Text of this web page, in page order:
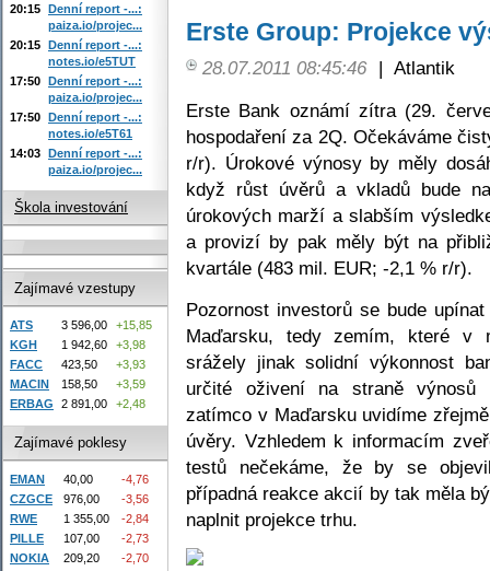
Erste Group: Projekce
28.07.2011 08:45:46 | Atlantik
Erste Bank oznámí zítra (29.
hospodaření za 2Q. Očekáváme
r/r). Úrokové výnosy by měly
když růst úvěrů a vkladů bude
úrokových marží a slabším
a provizí by pak měly být na
kvartále (483 mil. EUR; -2,1 % r/r).
Pozornost investorů se bude
Maďarsku, tedy zemím, které v
srážely jinak solidní výkonnost
určité oživení na straně výnosů
zatímco v Maďarsku uvidíme
úvěry. Vzhledem k informacím
testů nečekáme, že by se
případná reakce akcií by tak měla
naplnit projekce trhu.
20:15 Denní report -...:
paiza.io/projec...
20:15 Denní report -...:
notes.io/e5TUT
17:50 Denní report -...:
paiza.io/projec...
17:50 Denní report -...:
notes.io/e5T61
14:03 Denní report -...:
paiza.io/projec...
Škola investování
Zajímavé vzestupy
ATS 3 596,00
+15,85
KGH
1 942,60
+3,98
FACC
423,50
+3,93
MACIN
158,50
+3,59
ERBAG
2 891,00 +2,48
Zajímavé poklesy
EMAN 40,00
-4,76
CZGCE
976,00
-3,56
RWE
1 355,00
-2,84
PILLE
107,00
-2,73
NOKIA
209,20 -2,70